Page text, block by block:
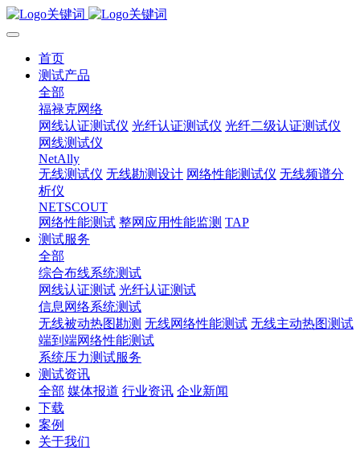
首页
测试产品
全部
福禄克网络
网线认证测试仪 光纤认证测试仪 光纤二级认证测试仪
网线测试仪
NetAlly
无线测试仪 无线勘测设计 网络性能测试仪 无线频谱分
析仪
NETSCOUT
网络性能测试 整网应用性能监测 TAP
测试服务
全部
综合布线系统测试
网线认证测试 光纤认证测试
信息网络系统测试
无线被动热图勘测 无线网络性能测试 无线主动热图测试
端到端网络性能测试
系统压力测试服务
测试资讯
全部 媒体报道 行业资讯 企业新闻
下载
案例
关于我们